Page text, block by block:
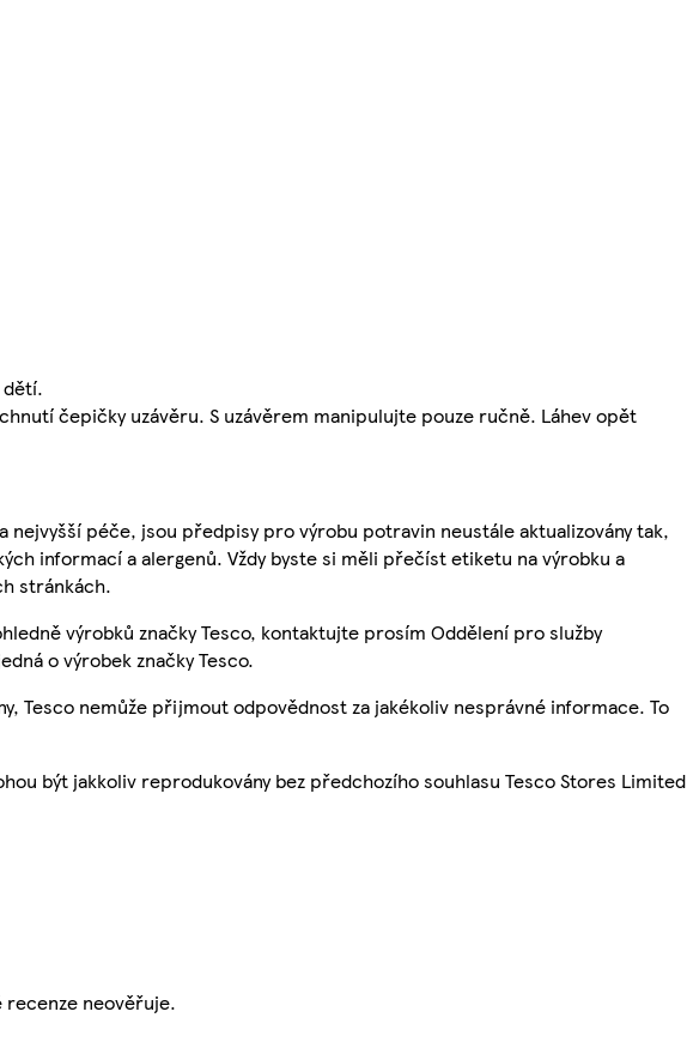
dětí.
čepičky uzávěru. S uzávěrem manipulujte pouze ručně. Láhev opět
péče, jsou předpisy pro výrobu potravin neustále aktualizovány tak,
informací a alergenů. Vždy byste si měli přečíst etiketu na výrobku a
stránkách.
výrobků značky Tesco, kontaktujte prosím Oddělení pro služby
o výrobek značky Tesco.
Tesco nemůže přijmout odpovědnost za jakékoliv nesprávné informace. To
být jakkoliv reprodukovány bez předchozího souhlasu Tesco Stores Limited
recenze neověřuje.